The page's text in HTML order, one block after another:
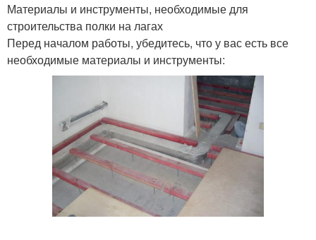
Материалы и инструменты, необходимые для
строительства полки на лагах
Перед началом работы, убедитесь, что у вас есть все
необходимые материалы и инструменты: